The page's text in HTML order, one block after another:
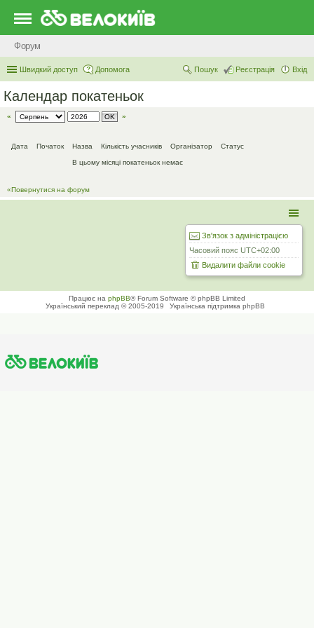
Форум
Швидкий доступ Допомога Вхід
Реєстрація
Пошук
Календар покатеньок
« »
Дата Початок Назва Кількість учасників Організатор Статус
В цьому місяці покатеньок немає
«Повернутися на форум
Зв'язок з адміністрацією
Часовий пояс UTC+02:00
Видалити файли cookie
Працює на phpBB® Forum Software © phpBB Limited
Український переклад © 2005-2019
Українська підтримка phpBB